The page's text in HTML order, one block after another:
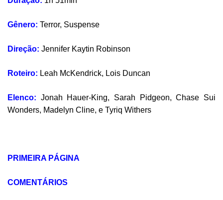
Gênero: Terror, Suspense
Direção: Jennifer Kaytin Robinson
Roteiro: Leah McKendrick, Lois Duncan
Elenco: Jonah Hauer-King, Sarah Pidgeon, Chase Sui
Wonders, Madelyn Cline, e Tyriq Withers
PRIMEIRA PÁGINA
COMENTÁRIOS